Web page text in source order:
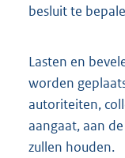
besluit te
Lasten en
worden
autoriteiten,
aangaat, aan
zullen houden.